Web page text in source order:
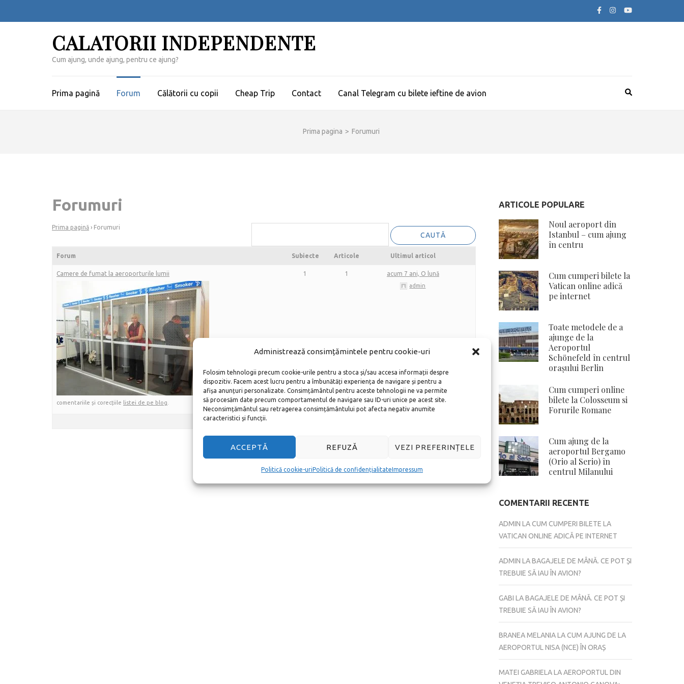
Administrează consimțămintele pentru cookie-uri
Folosim tehnologii precum cookie-urile pentru a stoca și/sau accesa informații despre
dispozitiv. Facem acest lucru pentru a îmbunătăți experiența de navigare și pentru a
afișa anunțuri personalizate. Consimțământul pentru aceste tehnologii ne va permite
să procesăm date precum comportamentul de navigare sau ID-uri unice pe acest site.
Neconsimțământul sau retragerea consimțământului pot afecta negativ anumite
caracteristici și funcții.
ACCEPTĂ REFUZĂ VEZI PREFERINȚELE
Politică cookie-uriPolitică de confidențialitateImpressum
CALATORII INDEPENDENTE
Cum ajung, unde ajung, pentru ce ajung?
Prima pagină Forum Călătorii cu copii Cheap Trip Contact Canal Telegram cu bilete ieftine de avion
Prima pagina > Forumuri
Forumuri
Prima pagină › Forumuri
Forum Subiecte Articole Ultimul articol
Camere de fumat la aeroporturile lumii
Aici puteți lăsa
comentariile și corecțiile listei de pe blog
1 1 acum 7 ani, O lună
admin
ARTICOLE POPULARE
Noul aeroport din
Istanbul – cum ajung
în centru
Cum cumperi bilete la
Vatican online adică
pe internet
Toate metodele de a
ajunge de la
Aeroportul
Schönefeld în centrul
orașului Berlin
Cum cumperi online
bilete la Colosseum si
Forurile Romane
Cum ajung de la
aeroportul Bergamo
(Orio al Serio) în
centrul Milanului
COMENTARII RECENTE
ADMIN LACUM CUMPERI BILETE LA
VATICAN ONLINE ADICĂ PE INTERNET
ADMIN LABAGAJELE DE MÂNĂ. CE POT ȘI
TREBUIE SĂ IAU ÎN AVION?
GABI LABAGAJELE DE MÂNĂ. CE POT ȘI
TREBUIE SĂ IAU ÎN AVION?
BRANEA MELANIALACUM AJUNG DE LA
AEROPORTUL NISA (NCE) ÎN ORAȘ
MATEI GABRIELALAAEROPORTUL DIN